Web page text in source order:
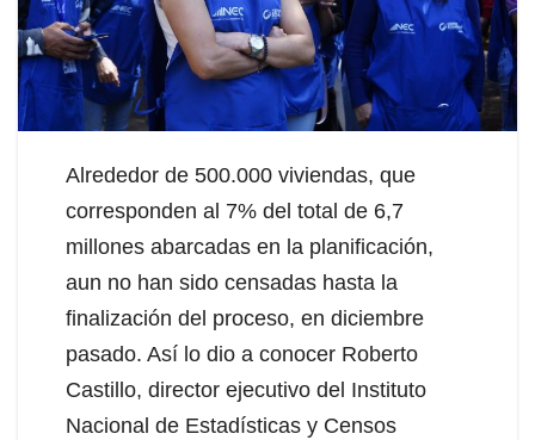
Alrededor de 500.000 viviendas, que
corresponden al 7% del total de 6,7
millones abarcadas en la planificación,
aun no han sido censadas hasta la
finalización del proceso, en diciembre
pasado. Así lo dio a conocer Roberto
Castillo, director ejecutivo del Instituto
Nacional de Estadísticas y Censos